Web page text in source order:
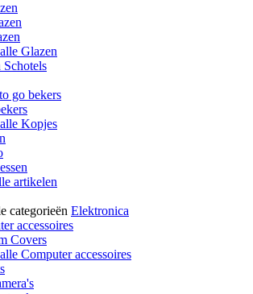
Glazen
go bekers
Kopjes
artikelen
categorieën Elektronica
accessoires
Covers
Computer accessoires